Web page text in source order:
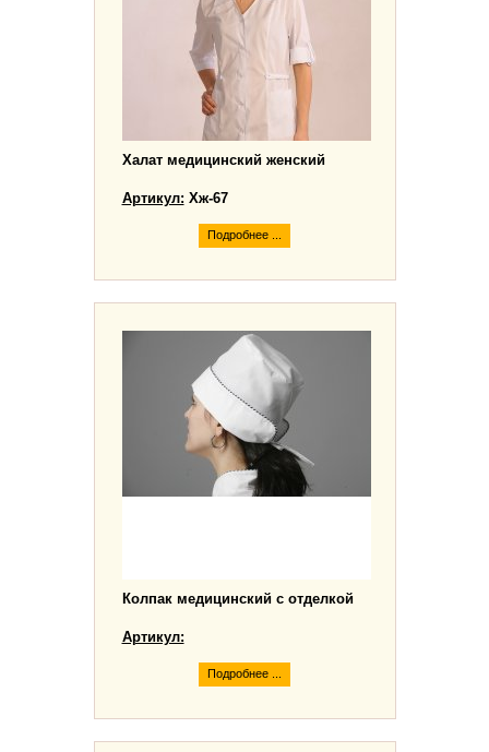
Халат медицинский женский
Артикул: Хж-67
Подробнее ...
Колпак медицинский с отделкой
Артикул:
Подробнее ...